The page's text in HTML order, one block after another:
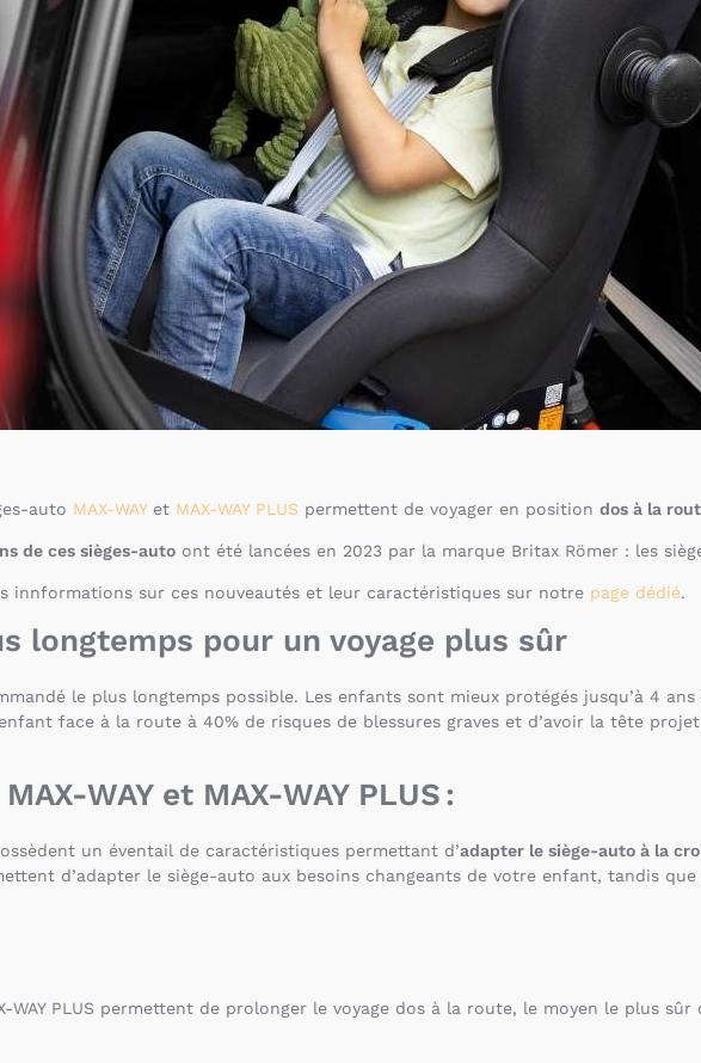
auto MAX-WAYet MAX-WAY PLUS permettent de voyager en position dos à la
de ces sièges-auto ont été lancées en 2023 par la marque Britax Römer : les
innformations sur ces nouveautés et leur caractéristiques sur notre page dédié.
longtemps pour un voyage plus sûr
le plus longtemps possible. Les enfants sont mieux protégés jusqu’à 4
face à la route à 40% de risques de blessures graves et d’avoir la tête
WAY et MAX-WAY PLUS :
possèdent un éventail de caractéristiques permettant d’adapter le siège-auto à la
d’adapter le siège-auto aux besoins changeants de votre enfant, tandis
WAY PLUS permettent de prolonger le voyage dos à la route, le moyen le plus